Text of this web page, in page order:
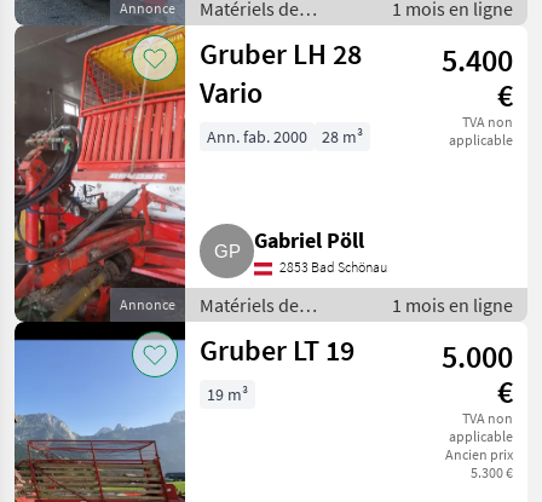
Annonce
Matériels de
fenaison /
Autochargeuses
1 mois en ligne
Annonce
Gruber LH 28
Vario
5.400
€
TVA non
applicable
Ann. fab. 2000 28 m³
Gabriel Pöll
2853 Bad Schönau
Matériels de
fenaison /
Autochargeuses
1 mois en ligne
Gruber LT 19
5.000
€
TVA non
applicable
Ancien prix
5.300 €
19 m³